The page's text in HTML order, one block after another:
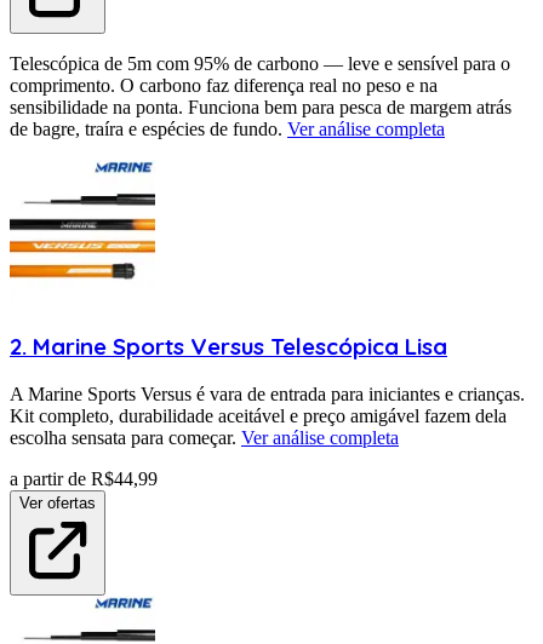
Telescópica de 5m com 95% de carbono — leve e sensível para o
comprimento. O carbono faz diferença real no peso e na
sensibilidade na ponta. Funciona bem para pesca de margem atrás
de bagre, traíra e espécies de fundo. Ver análise completa
2. Marine Sports Versus Telescópica Lisa
A Marine Sports Versus é vara de entrada para iniciantes e crianças.
Kit completo, durabilidade aceitável e preço amigável fazem dela
escolha sensata para começar. Ver análise completa
a partir de R$44,99
Ver ofertas